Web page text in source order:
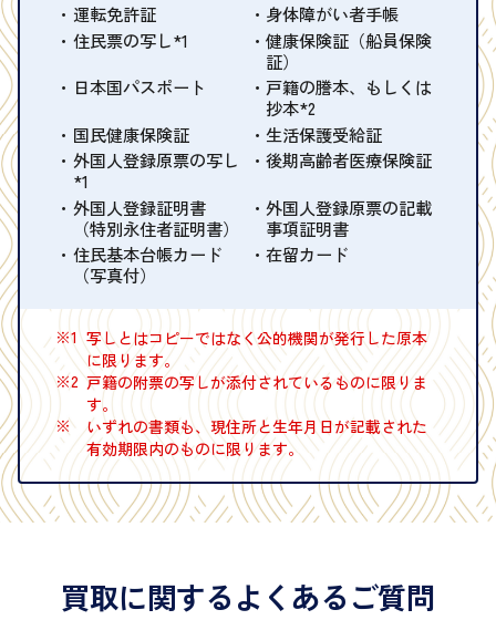
運転免許証
身体障がい者手帳
住民票の写し*1
健康保険証（船員保険
証）
日本国パスポート
戸籍の謄本、もしくは
抄本*2
国民健康保険証
生活保護受給証
外国人登録原票の写し
*1
後期高齢者医療保険証
外国人登録証明書
（特別永住者証明書）
外国人登録原票の記載
事項証明書
住民基本台帳カード
（写真付）
在留カード
※1 写しとはコピーではなく公的機関が発行した原本
に限ります。
※2 戸籍の附票の写しが添付されているものに限りま
す。
※
いずれの書類も、現住所と生年月日が記載された
有効期限内のものに限ります。
買取に関するよくあるご質問